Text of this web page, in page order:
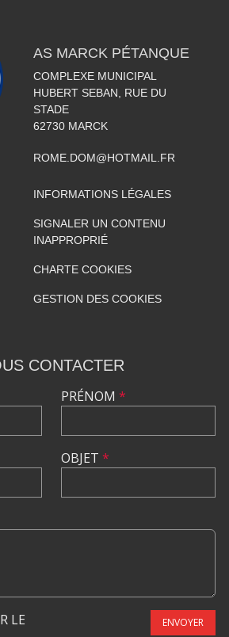
AS MARCK PÉTANQUE
COMPLEXE MUNICIPAL
HUBERT SEBAN, RUE DU
STADE
62730 MARCK
ROME.DOM@HOTMAIL.FR
INFORMATIONS LÉGALES
SIGNALER UN CONTENU
INAPPROPRIÉ
CHARTE COOKIES
GESTION DES COOKIES
CONTACTER
PRÉNOM *
OBJET *
LE
ENVOYER